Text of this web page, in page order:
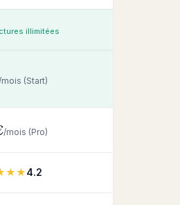
illimitées
(Start)
/mois (Pro)
4.2